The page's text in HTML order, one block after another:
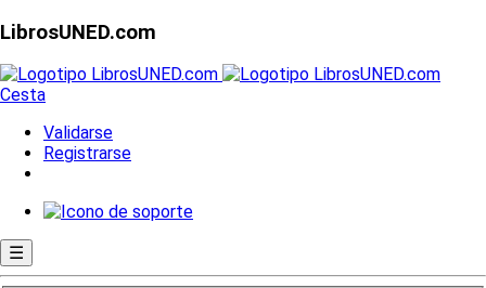
LibrosUNED.com
Cesta
Validarse
Registrarse
☰